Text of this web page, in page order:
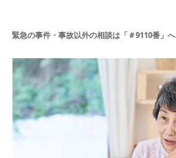
緊急の事件・事故以外の相談は「＃9110番」へ